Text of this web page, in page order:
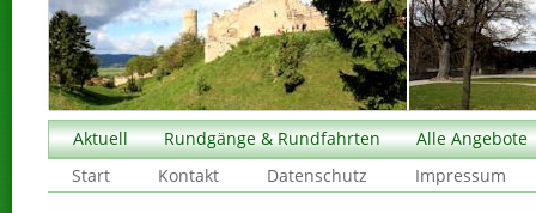
Aktuell Rundgänge & Rundfahrten
Alle Angebote
Start
Kontakt Datenschutz Impressum